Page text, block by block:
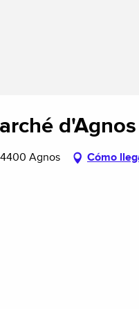
d'Agnos
Agnos Cómo